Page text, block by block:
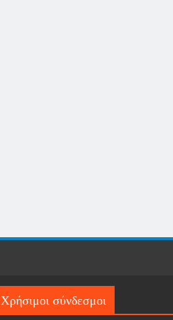
Χρήσιμοι σύνδεσμοι